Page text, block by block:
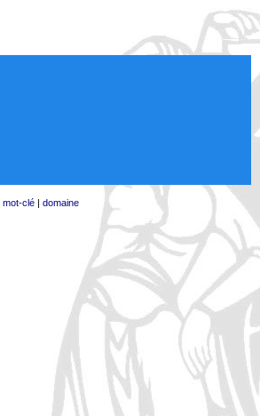
mot-clé| domaine